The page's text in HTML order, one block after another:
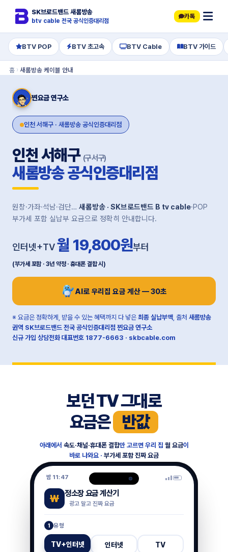
SK브로드밴드 새롬방송
btv cable 전국 공식인증대리점
카톡
BTV POP BTV 초고속 BTV Cable BTV 가이드
홈 › 새롬방송 케이블 안내
찐요금 연구소
인천 서해구 · 새롬방송 공식인증대리점
인천 서해구 (구 서구)
새롬방송 공식인증대리점
원창·가좌·석남·검단… 새롬방송 · SK브로드밴드 B tv cable·POP
부가세 포함 실납부 요금으로 정확히 안내합니다.
인터넷+TV월 19,800원부터
(부가세 포함 · 3년 약정 · 휴대폰 결합 시)
AI로 우리집 요금 계산 — 30초
※ 요금은 정확하게, 받을 수 있는 혜택까지 다 넣은 최종 실납부액 , 출처 새롬방송
권역 SK브로드밴드 전국 공식인증대리점 찐요금 연구소
신규 가입 상담전화 대표번호 1877-6663 · skbcable.com
보던 TV 그대로
요금은 반값
아래에서 속도·채널·휴대폰 결합만 고르면 우리 집 월 요금이
바로 나와요 · 부가세 포함 진짜 요금
밤 11:47
₩ 정소장 요금 계산기
광고 말고 진짜 요금
1 유형
TV+인터넷 인터넷 TV